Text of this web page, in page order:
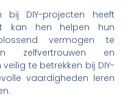
bij DIY-projecten heeft
kan hen helpen hun
vermogen te
zelfvertrouwen en
te betrekken bij DIY-
vaardigheden leren